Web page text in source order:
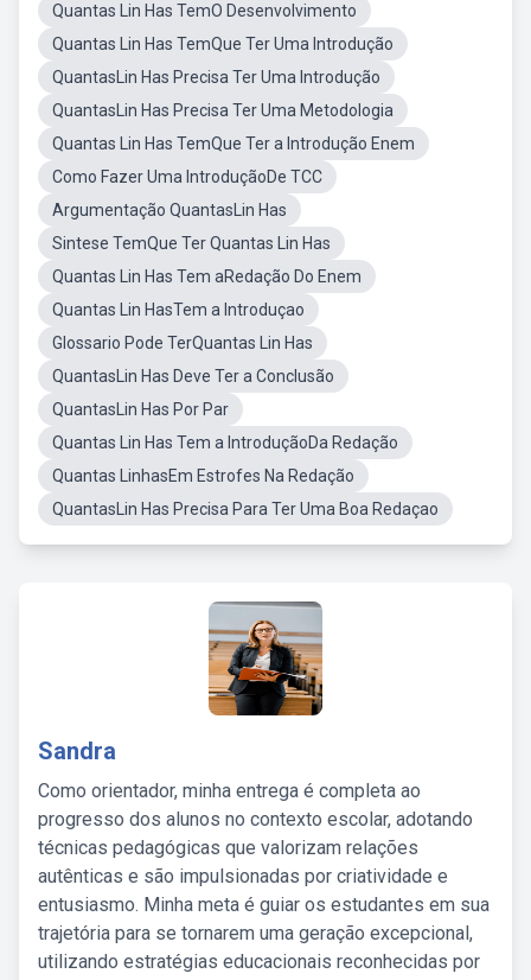
Quantas Lin Has TemO Desenvolvimento
Quantas Lin Has TemQue Ter Uma Introdução
QuantasLin Has Precisa Ter Uma Introdução
QuantasLin Has Precisa Ter Uma Metodologia
Quantas Lin Has TemQue Ter a Introdução Enem
Como Fazer Uma IntroduçãoDe TCC
Argumentação QuantasLin Has
Sintese TemQue Ter Quantas Lin Has
Quantas Lin Has Tem aRedação Do Enem
Quantas Lin HasTem a Introduçao
Glossario Pode TerQuantas Lin Has
QuantasLin Has Deve Ter a Conclusão
QuantasLin Has Por Par
Quantas Lin Has Tem a IntroduçãoDa Redação
Quantas LinhasEm Estrofes Na Redação
QuantasLin Has Precisa Para Ter Uma Boa Redaçao
Sandra
Como orientador, minha entrega é completa ao
progresso dos alunos no contexto escolar, adotando
técnicas pedagógicas que valorizam relações
autênticas e são impulsionadas por criatividade e
entusiasmo. Minha meta é guiar os estudantes em sua
trajetória para se tornarem uma geração excepcional,
utilizando estratégias educacionais reconhecidas por